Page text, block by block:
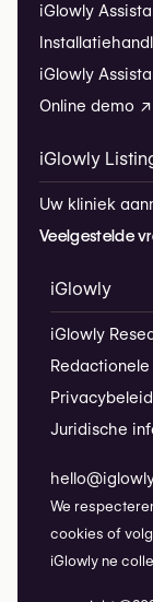
iGlowly
iGlowly
Online demo ↗
iGlowly
Uw kliniek
Veelgestelde
iGlowly
iGlowly
Privacybeleid
Juridische
We
cookies of
iGlowly ne